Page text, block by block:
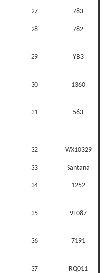
27 783
28 782
29 YB3
30 1360
31 563
32 WX10329
33 Santana
34 1252
35 9F087
36 7191
37 RQ011